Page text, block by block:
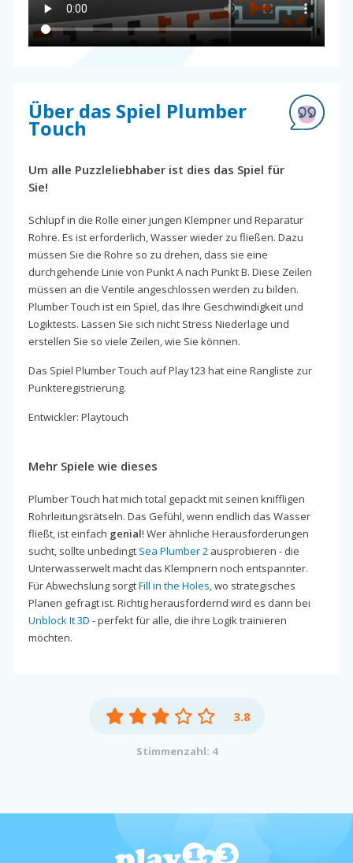
Über das Spiel Plumber
Touch
Um alle Puzzleliebhaber ist dies das Spiel für
Sie!
Schlüpf in die Rolle einer jungen Klempner und Reparatur
Rohre. Es ist erforderlich, Wasser wieder zu fließen. Dazu
müssen Sie die Rohre so zu drehen, dass sie eine
durchgehende Linie von Punkt A nach Punkt B. Diese Zeilen
müssen an die Ventile angeschlossen werden zu bilden.
Plumber Touch ist ein Spiel, das Ihre Geschwindigkeit und
Logiktests. Lassen Sie sich nicht Stress Niederlage und
erstellen Sie so viele Zeilen, wie Sie können.
Das Spiel Plumber Touch auf Play123 hat eine Rangliste zur
Punkteregistrierung.
Entwickler: Playtouch
Mehr Spiele wie dieses
Plumber Touch hat mich total gepackt mit seinen kniffligen
Rohrleitungsrätseln. Das Gefühl, wenn endlich das Wasser
fließt, ist einfach genial! Wer ähnliche Herausforderungen
sucht, sollte unbedingt Sea Plumber 2 ausprobieren - die
Unterwasserwelt macht das Klempnern noch entspannter.
Für Abwechslung sorgtFill in the Holes, wo strategisches
Planen gefragt ist. Richtig herausfordernd wird es dann bei
Unblock It 3D - perfekt für alle, die ihre Logik trainieren
möchten.
3.8
Stimmenzahl: 4